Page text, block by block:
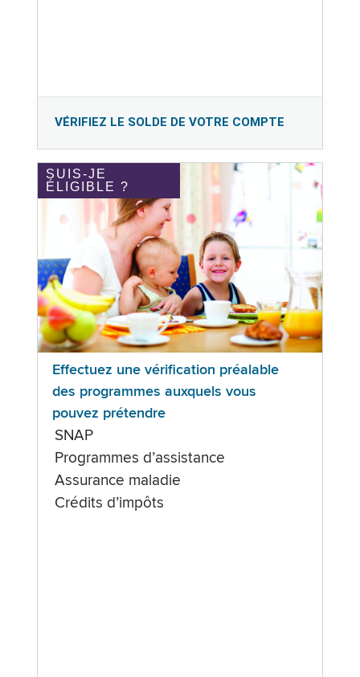
VÉRIFIEZ LE SOLDE DE VOTRE COMPTE
SUIS-JE
ÉLIGIBLE ?
Effectuez une vérification préalable
des programmes auxquels vous
pouvez prétendre
SNAP
Programmes d’assistance
Assurance maladie
Crédits d’impôts